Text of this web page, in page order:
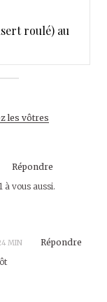
roulé) au
les vôtres
Répondre
à vous aussi.
MIN
Répondre